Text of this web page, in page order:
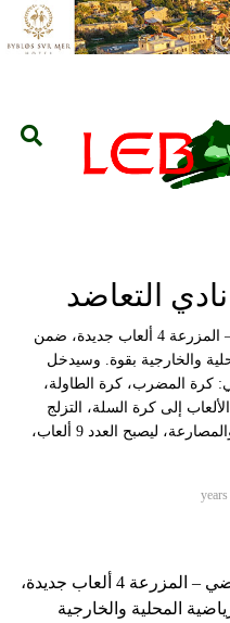
وطنية – أضاف نادي التعاضد الرياضي – المزرعة 4 ألعاب جديدة، ضمن
والخارجية بقوة. وسيدخل
كرة المضرب، كرة الطاولة،
إلى كرة السلة، التزلج
على الثلج، التايكواندو، سلاح المبارزة والمصارعة، ليصبح العدد 9 ألعاب،
وطنية – أضاف نادي التعاضد الرياضي – المزرعة 4 ألعاب جديدة،
المحلية والخارجية